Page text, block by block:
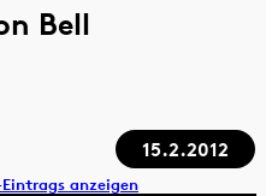
Bell
15.2.2012
anzeigen